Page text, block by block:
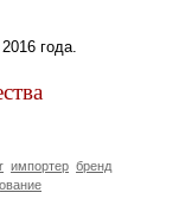
года.
импортер бренд